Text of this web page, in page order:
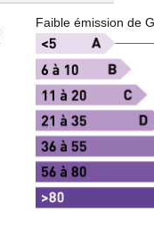
Faible émission de